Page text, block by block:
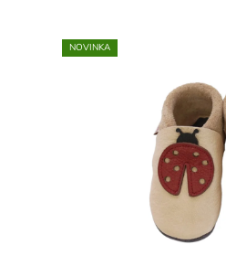
NOVINKA